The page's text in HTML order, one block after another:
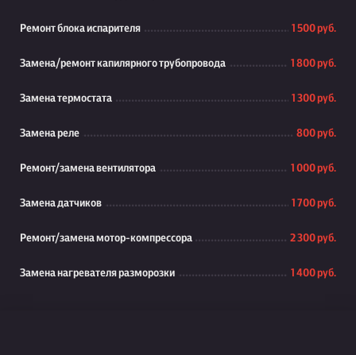
Ремонт блока испарителя 1 500 руб.
Замена/ремонт капилярного трубопровода 1 800 руб.
Замена термостата 1 300 руб.
Замена реле 800 руб.
Ремонт/замена вентилятора 1 000 руб.
Замена датчиков 1 700 руб.
Ремонт/замена мотор-компрессора 2 300 руб.
Замена нагревателя разморозки 1 400 руб.